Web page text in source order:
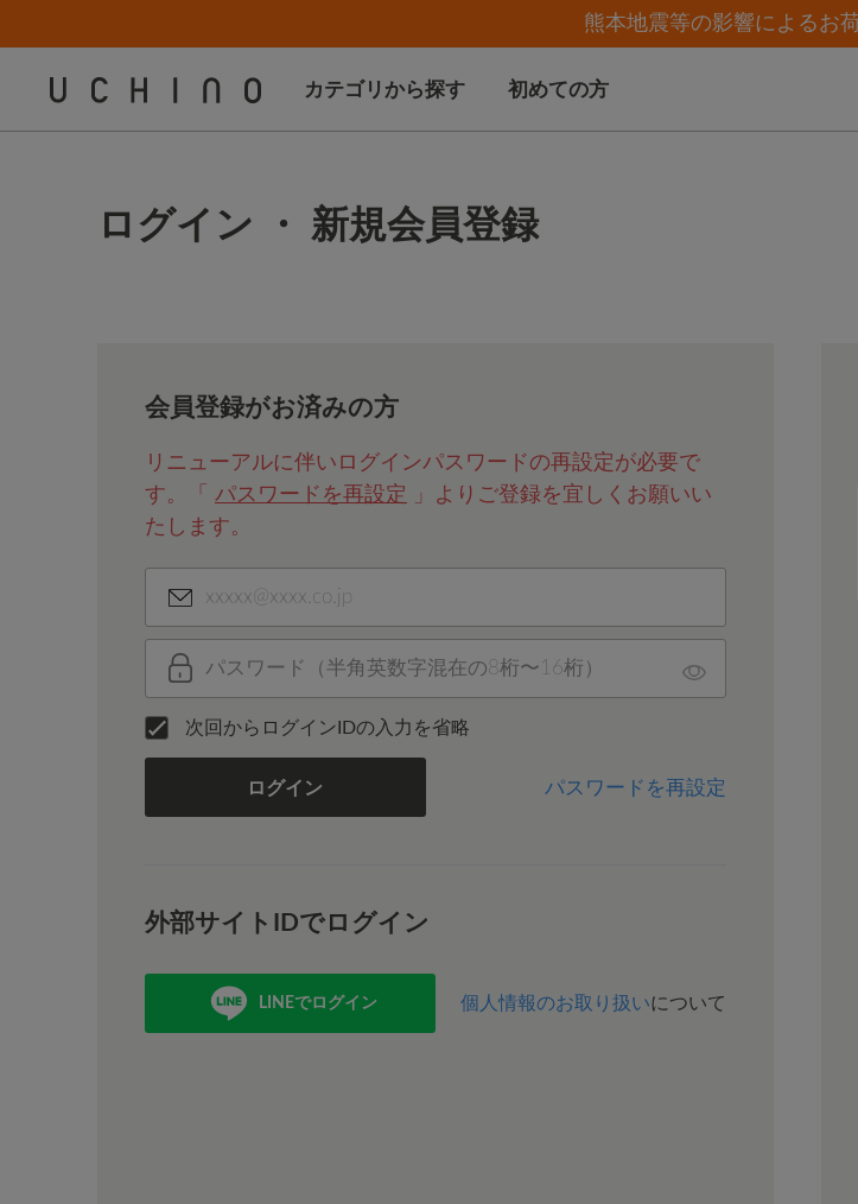
【クリアランスセール】人気
夏季休業（お電話）
熊本地震等の影響によるお
【クリアランスセール】人気
夏季休業（お電話）
カテゴリから探す 初めての方
ログイン ・ 新規会員登録
会員登録がお済みの方
リニューアルに伴いログインパスワードの再設定が必要で
す。「 パスワードを再設定
」よりご登録を宜しくお願いい
たします。
次回からログインIDの入力を省略
ログイン パスワードを再設定
外部サイトIDでログイン
LINEでログイン 個人情報のお取り扱いについて